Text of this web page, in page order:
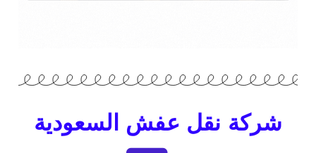
شركة نقل عفش السعودية